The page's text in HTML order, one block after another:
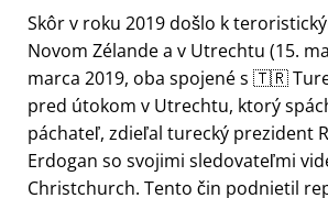
Skôr v roku 2019 došlo k
Novom Zélande a v Utrechtu (15.
marca 2019, oba spojené s 🇹🇷
pred útokom v Utrechtu, ktorý
páchateľ, zdieľal turecký prezident
Erdogan so svojimi sledovateľmi
Christchurch. Tento čin podnietil